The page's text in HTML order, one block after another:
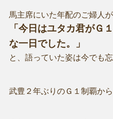
馬主席にいた年配のご婦人が
「今日はユタカ君がＧ
な一日でした。」
と、語っていた姿は今でも
武豊２年ぶりのＧ１制覇から